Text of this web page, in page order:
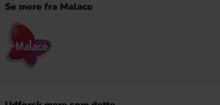
Se mere fra Malaco